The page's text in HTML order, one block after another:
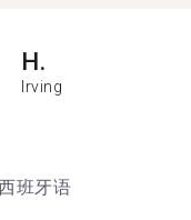
H.
Irving
班牙语